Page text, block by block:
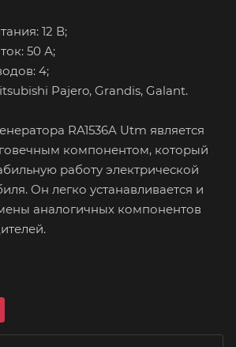
12 В;
50 А;
4;
Pajero, Grandis, Galant.
RA1536A Utm является
компонентом, который
работу электрической
Он легко устанавливается и
аналогичных компонентов